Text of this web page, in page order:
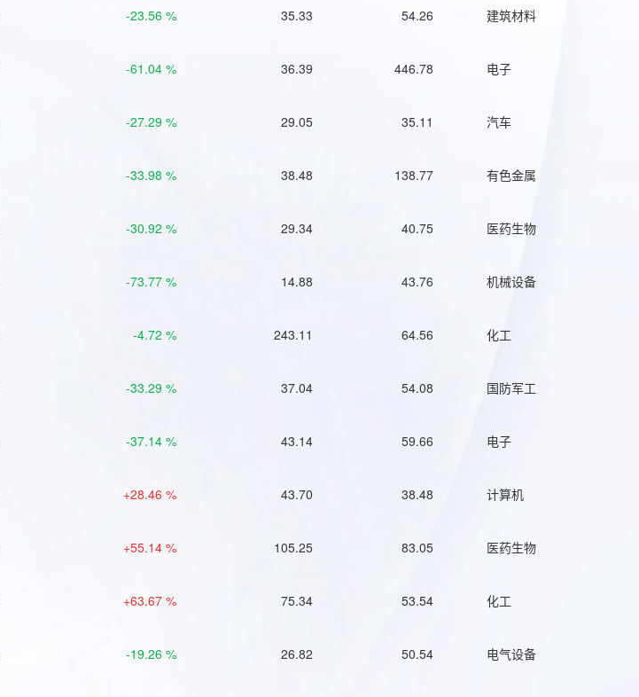
-23.56 % 35.33 54.26 建筑材料
-61.04 % 36.39 446.78 电子
-27.29 % 29.05 35.11 汽车
-33.98 % 38.48 138.77 有色金属
-30.92 % 29.34 40.75 医药生物
-73.77 % 14.88 43.76 机械设备
-4.72 % 243.11 64.56 化工
-33.29 % 37.04 54.08 国防军工
-37.14 % 43.14 59.66 电子
+28.46 % 43.70 38.48 计算机
+55.14 % 105.25 83.05 医药生物
+63.67 % 75.34 53.54 化工
-19.26 % 26.82 50.54 电气设备